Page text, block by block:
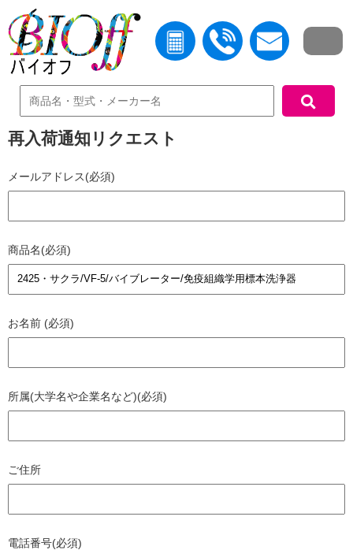
中古機器検索
再入荷通知リクエスト
メールアドレス(必須)
商品名(必須)
お名前 (必須)
所属(大学名や企業名など)(必須)
ご住所
電話番号(必須)